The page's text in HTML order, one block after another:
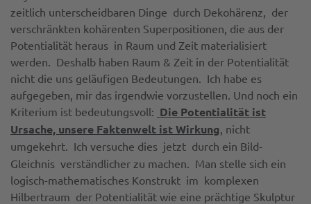
zeitlich unterscheidbaren Dinge durch Dekohärenz, der
verschränkten kohärenten Superpositionen, die aus der
Potentialität heraus in Raum und Zeit materialisiert
werden. Deshalb haben Raum & Zeit in der Potentialität
nicht die uns geläufigen Bedeutungen. Ich habe es
aufgegeben, mir das irgendwie vorzustellen. Und noch ein
Kriterium ist bedeutungsvoll: Die Potentialität ist
Ursache, unsere Faktenwelt ist Wirkung , nicht
umgekehrt.
Ich versuche dies jetzt durch ein Bild-
Gleichnis verständlicher zu machen. Man stelle sich ein
logisch-mathematisches Konstrukt im komplexen
Hilbertraum der Potentialität wie eine prächtige Skulptur